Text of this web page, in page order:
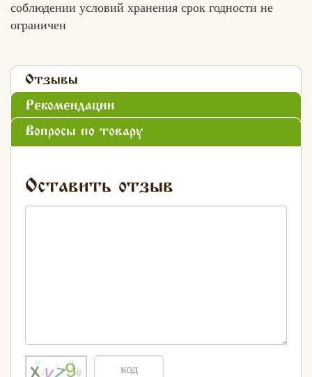
соблюдении условий хранения срок годности не
ограничен
Отзывы
Рекомендации
Вопросы по товару
Оставить отзыв